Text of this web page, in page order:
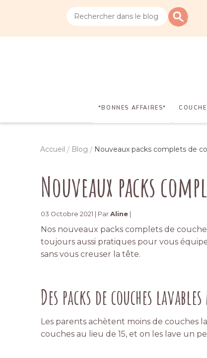
*BONNES AFFAIRES*
Accueil Blog Nouveaux packs complets de
Nouveaux packs
03 Octobre 2021 | ParAline
Nos nouveaux packs complets de
toujours aussi pratiques pour vous
sans vous creuser la tête.
Des packs de couches
Les parents achètent moins de couches
couches au lieu de 15, et on les lave un